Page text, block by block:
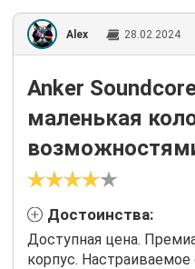
Alex 28.02.2024
Anker
маленькая
Достоинства:
Доступная цена.
корпус.